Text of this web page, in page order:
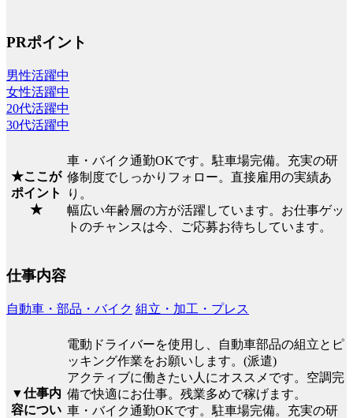
PRポイント
男性活躍中
女性活躍中
20代活躍中
30代活躍中
★ここが
ポイント
★
車・バイク通勤OKです。駐車場完備。充実の研
修制度でしっかりフォロー。直接雇用の実績あ
り。
幅広い年齢層の方が活躍しています。お仕事ゲッ
トのチャンスは今、ご応募お待ちしています。
仕事内容
自動車・部品・バイク 組立・加工・プレス
▼仕事内
容につい
電動ドライバーを使用し、自動車部品の組立とピ
ッキング作業をお願いします。(派遣)
アクティブに働きたい人にオススメです。空調完
備で快適にお仕事。残業多めで稼げます。
車・バイク通勤OKです。駐車場完備。充実の研